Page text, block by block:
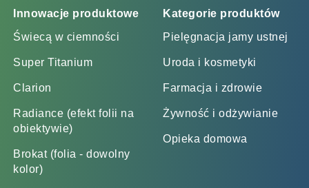
Innowacje produktowe
Świecą w ciemności
Super Titanium
Clarion
Radiance (efekt folii na
obiektywie)
Brokat (folia - dowolny
kolor)
Kategorie produktów
Pielęgnacja jamy ustnej
Uroda i kosmetyki
Farmacja i zdrowie
Żywność i odżywianie
Opieka domowa